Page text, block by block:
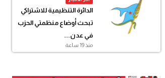
الدائرة التنظيمية للاشتراكي
تبحث أوضاع منظمتي الحزب
في عدن...
منذ 19 ساعة